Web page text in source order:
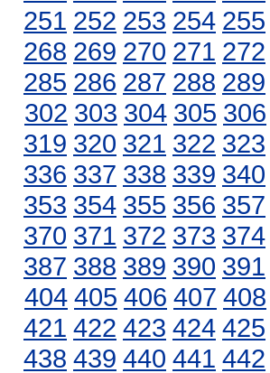
251 252 253 254 255
268 269 270 271 272
285 286 287 288 289
302 303 304 305 306
319 320 321 322 323
336 337 338 339 340
353 354 355 356 357
370 371 372 373 374
387 388 389 390 391
404 405 406 407 408
421 422 423 424 425
438 439 440 441 442